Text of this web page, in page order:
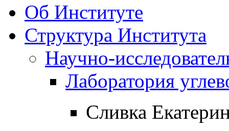
Об Институте
Структура Института
Научно-
Лаборатория
Сливка